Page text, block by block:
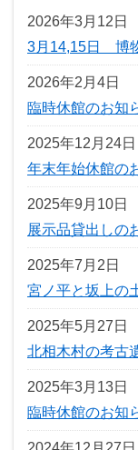
2026年3月12日
3月14,15日 博
2026年2月4日
臨時休館のお知
2025年12月24日
年末年始休館の
2025年9月10日
展示品貸出しの
2025年7月2日
宮ノ平と坂上の
2025年5月27日
北相木村の考古
2025年3月13日
臨時休館のお知